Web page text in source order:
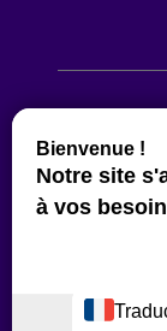
Mentions